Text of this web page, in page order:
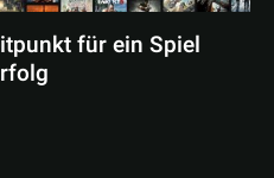
für ein Spiel